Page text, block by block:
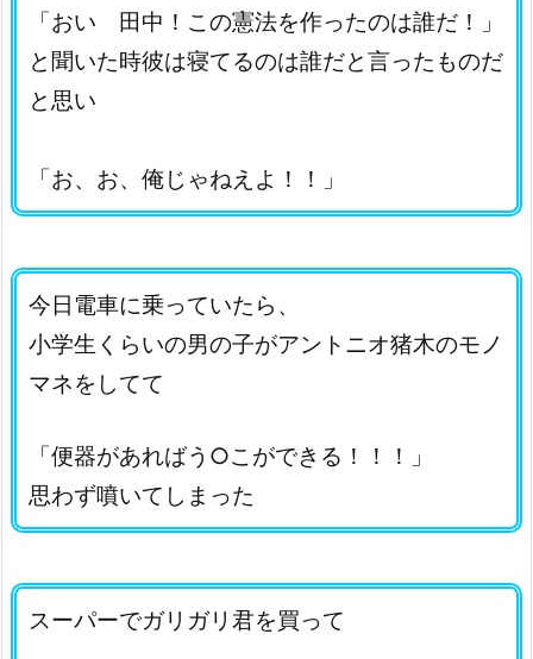
「おい 田中！この憲法を作ったのは誰だ！」
と聞いた時彼は寝てるのは誰だと言ったものだ
と思い
「お、お、俺じゃねえよ！！」
今日電車に乗っていたら、
小学生くらいの男の子がアントニオ猪木のモノ
マネをしてて
「便器があればう○こができる！！！」
思わず噴いてしまった
スーパーでガリガリ君を買って